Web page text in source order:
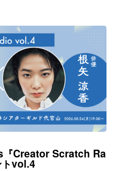
『Creator Scratch Ra
vol.4